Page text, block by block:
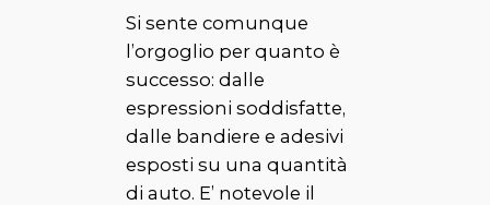
Si sente comunque
l’orgoglio per quanto è
successo: dalle
espressioni soddisfatte,
dalle bandiere e adesivi
esposti su una quantità
di auto. E’ notevole il